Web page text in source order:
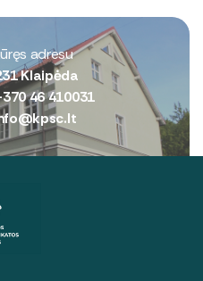
adresu
Klaipėda
46 410031